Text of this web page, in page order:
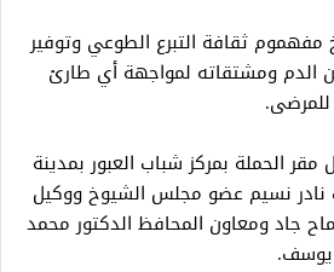
ثقافة التبرع الطوعي وتوفير
الدم ومشتقاته لمواجهة أي طارئ
الحملة بمركز شباب العبور بمدينة
نادر نسيم عضو مجلس الشيوخ ووكيل
جاد ومعاون المحافظ الدكتور محمد
يوسف.